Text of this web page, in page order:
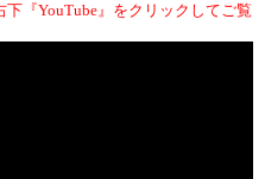
『YouTube』をクリックしてご覧